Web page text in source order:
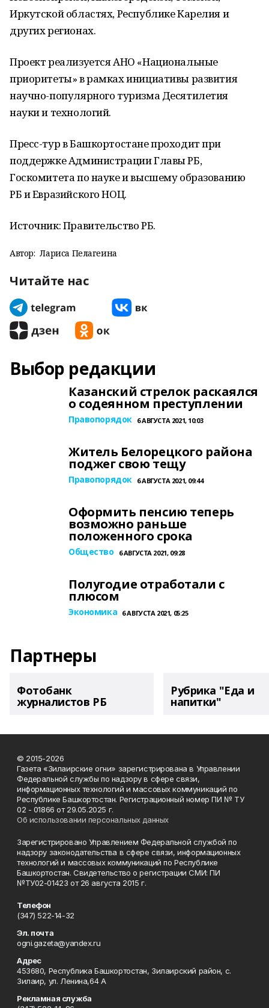
Иркутской областях, Республике Карелия и
других регионах.
Проект реализуется АНО «Национальные
приоритеты» в рамках инициативы развития
научно-популярного туризма Десятилетия
науки и технологий.
Пресс-тур в Башкортостане проходит при
поддержке Администрации Главы РБ,
Госкомитета по науке и высшему образованию
РБ и Евразийского НОЦ.
Источник: Правительство РБ.
Автор: Лариса Пелагеина
Читайте нас
Выбор редакции
Казанский стрелок раскаялся
о содеянном преступлении
Правопорядок 6 АВГУСТА 2021, 10:03
Житель Белорецкого района
поджег свою тещу
Правопорядок 6 АВГУСТА 2021, 09:44
Оформить пенсию теперь
возможно раньше
положенного срока
Общество 6 АВГУСТА 2021, 09:28
Полугодие отработали с
плюсом
Экономика 6 АВГУСТА 2021, 05:25
Партнеры
Фотобанк
журналистов РБ
Рубрика "Еда и
напитки"
© 2015-2026
Газета «Зилаирские огни» зарегистрирована в Управлении
Федеральной службы по надзору в сфере связи,
информационных технологий и массовых коммуникаций по
Республике Башкортостан. Регистрационный номер ПИ № ТУ
02 - 01866 от 29.05.2025 г.
Об использовании персональных данных
Зарегистрировано Управлением Федеральной службой по
надзору законодательства в сфере связи, информационных
технологий и массовых коммуникаций по Республике
Башкортостан. Свидетельство о регистрации СМИ: ПИ
№ТУ02-01423 от 26 августа 2015 г.
Телефон
(347) 522-14-32
Эл. почта
ogni.gazeta@yandex.ru
Адрес
453680, Республика Башкортостан, Зилаирский район, с.
Зилаир, ул. Ленина,64 А
Рекламная служба